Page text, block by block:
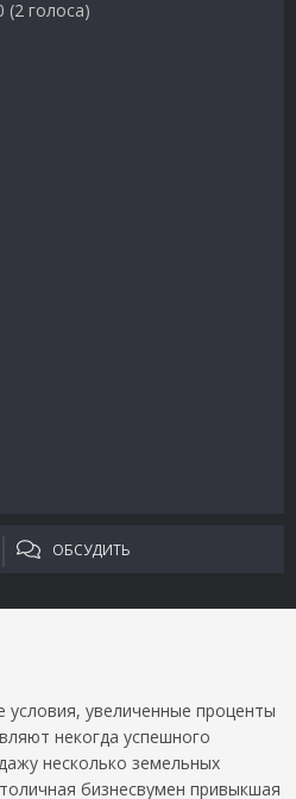
(2 голоса)
ОБСУДИТЬ
увеличенные проценты
некогда успешного
несколько земельных
бизнесвумен привыкшая